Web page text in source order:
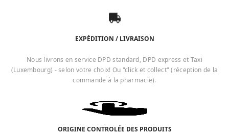
EXPÉDITION / LIVRAISON
Nous livrons en service DPD standard, DPD express et Taxi
(Luxembourg) - selon votre choix! Ou "click et collect" (réception de la
commande à la pharmacie).
ORIGINE CONTROLÉE DES PRODUITS